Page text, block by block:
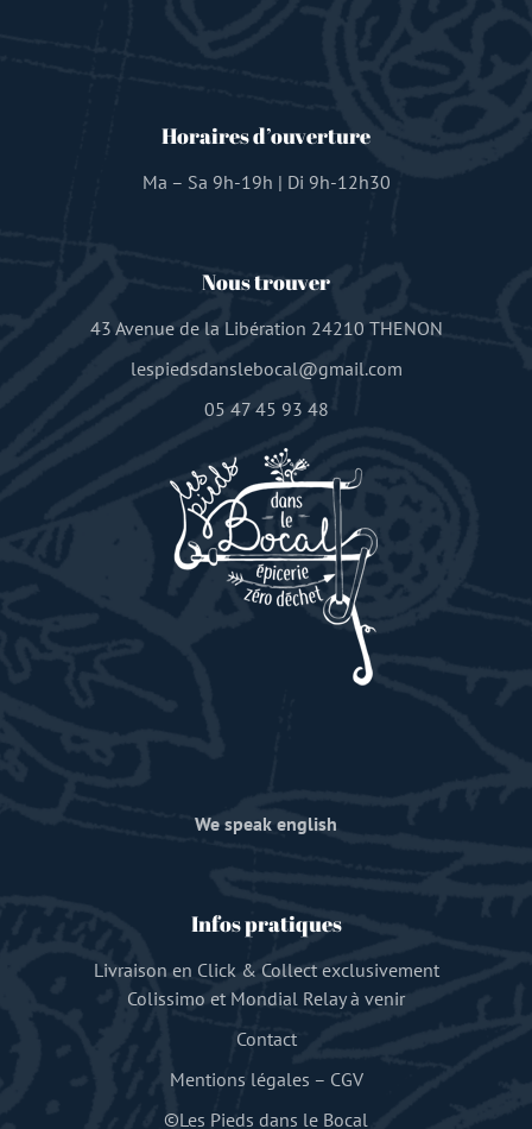
Horaires d’ouverture
Ma – Sa 9h-19h | Di 9h-12h30
Nous trouver
43 Avenue de la Libération 24210 THENON
lespiedsdanslebocal@gmail.com
05 47 45 93 48
We speak english
Infos pratiques
Livraison en Click & Collect exclusivement
Colissimo et Mondial Relay à venir
Contact
Mentions légales – CGV
©Les Pieds dans le Bocal